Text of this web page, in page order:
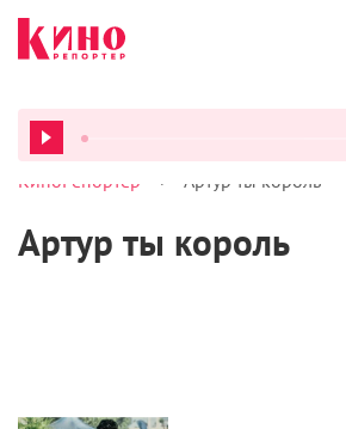
ВСЕ ПОДКАСТЫ
КиноРепортер > Артур ты король
Артур ты король